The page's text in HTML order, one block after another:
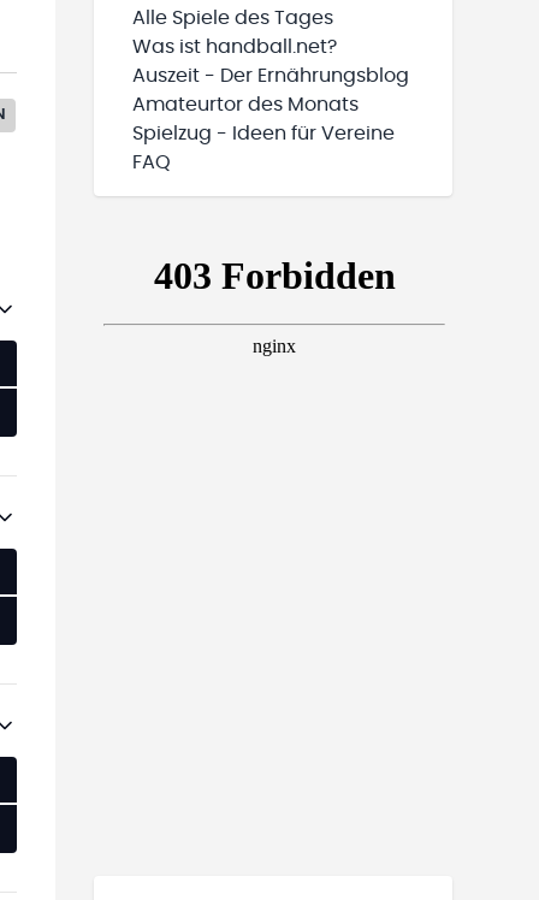
Alle Spiele des Tages
Was ist handball.net?
Auszeit - Der Ernährungsblog
Amateurtor des Monats
Spielzug - Ideen für Vereine
FAQ